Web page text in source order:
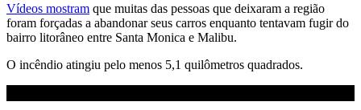
Vídeos mostram que muitas das pessoas que deixaram a região
foram forçadas a abandonar seus carros enquanto tentavam fugir do
bairro litorâneo entre Santa Monica e Malibu.
O incêndio atingiu pelo menos 5,1 quilômetros quadrados.